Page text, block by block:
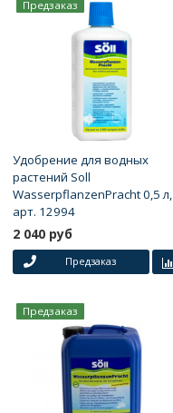
Предзаказ
Удобрение для водных
растений Soll
WasserpflanzenPracht 0,5 л,
арт. 12994
2 040 руб
Предзаказ
Предзаказ